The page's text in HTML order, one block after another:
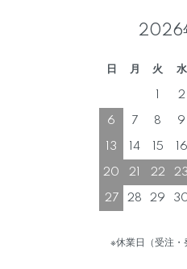
2026
日 月 火 水
2
6 7 8 9
13 14 15 16
20 21 22 23
27 28 29
※休業日（受注・